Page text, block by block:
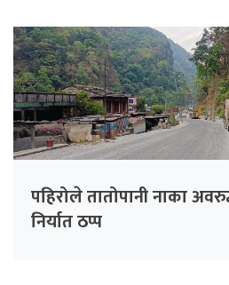
पहिरोले तातोपानी नाका
निर्यात ठप्प